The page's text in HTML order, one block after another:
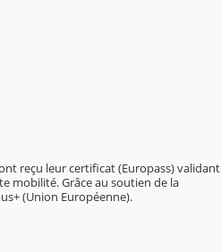
reçu leur certificat (Europass) validant
mobilité. Grâce au soutien de la
(Union Européenne).